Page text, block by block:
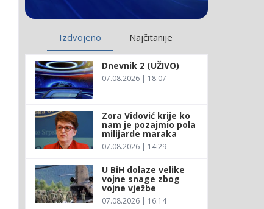
Izdvojeno Najčitanije
Dnevnik 2 (UŽIVO)
07.08.2026 | 18:07
Zora Vidović krije ko
nam je pozajmio pola
milijarde maraka
07.08.2026 | 14:29
U BiH dolaze velike
vojne snage zbog
vojne vježbe
07.08.2026 | 16:14